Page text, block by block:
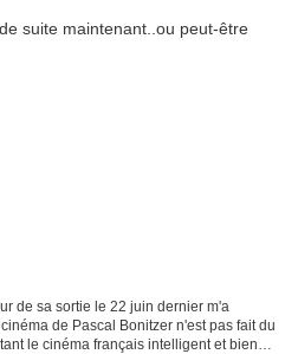
de sa sortie le 22 juin dernier m'a
de Pascal Bonitzer n'est pas fait du
le cinéma français intelligent et bien